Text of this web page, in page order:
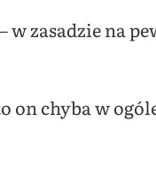
zasadzie na
on chyba w